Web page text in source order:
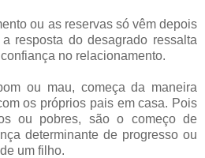
ou as reservas só vêm depois
resposta do desagrado ressalta
no relacionamento.
ou mau, começa da maneira
os próprios pais em casa. Pois
ou pobres, são o começo de
determinante de progresso ou
um filho.